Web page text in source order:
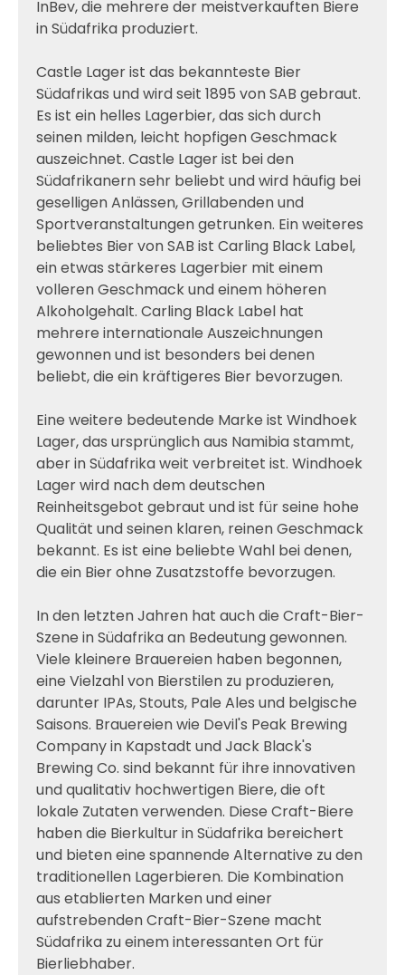
InBev, die mehrere der meistverkauften Biere
in Südafrika produziert.
Castle Lager ist das bekannteste Bier
Südafrikas und wird seit 1895 von SAB gebraut.
Es ist ein helles Lagerbier, das sich durch
seinen milden, leicht hopfigen Geschmack
auszeichnet. Castle Lager ist bei den
Südafrikanern sehr beliebt und wird häufig bei
geselligen Anlässen, Grillabenden und
Sportveranstaltungen getrunken. Ein weiteres
beliebtes Bier von SAB ist Carling Black Label,
ein etwas stärkeres Lagerbier mit einem
volleren Geschmack und einem höheren
Alkoholgehalt. Carling Black Label hat
mehrere internationale Auszeichnungen
gewonnen und ist besonders bei denen
beliebt, die ein kräftigeres Bier bevorzugen.
Eine weitere bedeutende Marke ist Windhoek
Lager, das ursprünglich aus Namibia stammt,
aber in Südafrika weit verbreitet ist. Windhoek
Lager wird nach dem deutschen
Reinheitsgebot gebraut und ist für seine hohe
Qualität und seinen klaren, reinen Geschmack
bekannt. Es ist eine beliebte Wahl bei denen,
die ein Bier ohne Zusatzstoffe bevorzugen.
In den letzten Jahren hat auch die Craft-Bier-
Szene in Südafrika an Bedeutung gewonnen.
Viele kleinere Brauereien haben begonnen,
eine Vielzahl von Bierstilen zu produzieren,
darunter IPAs, Stouts, Pale Ales und belgische
Saisons. Brauereien wie Devil's Peak Brewing
Company in Kapstadt und Jack Black's
Brewing Co. sind bekannt für ihre innovativen
und qualitativ hochwertigen Biere, die oft
lokale Zutaten verwenden. Diese Craft-Biere
haben die Bierkultur in Südafrika bereichert
und bieten eine spannende Alternative zu den
traditionellen Lagerbieren. Die Kombination
aus etablierten Marken und einer
aufstrebenden Craft-Bier-Szene macht
Südafrika zu einem interessanten Ort für
Bierliebhaber.